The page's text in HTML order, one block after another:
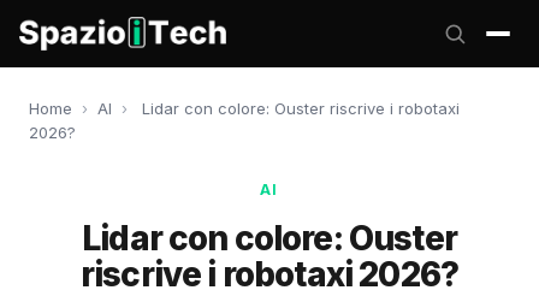
Home › AI ›
Lidar con colore: Ouster riscrive i robotaxi
2026?
AI
Lidar con colore: Ouster
riscrive i robotaxi 2026?